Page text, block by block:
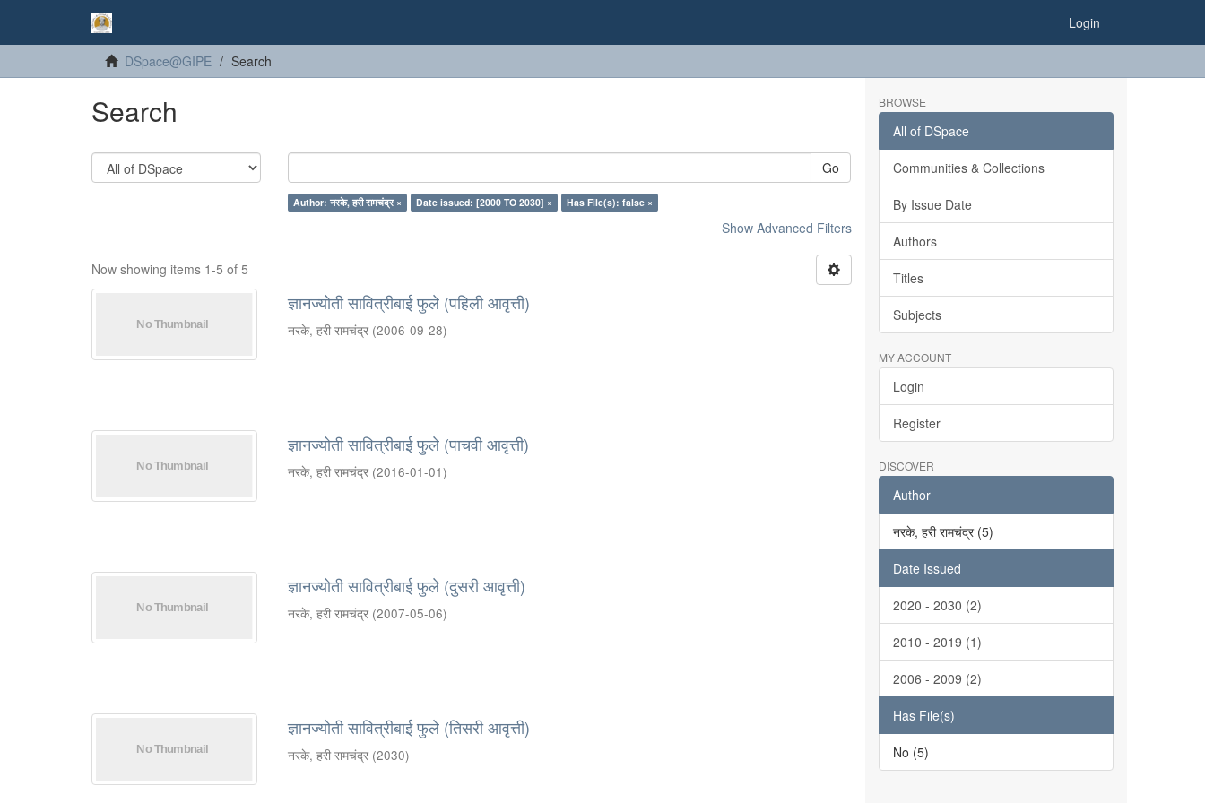
Login
DSpace@GIPE Search
Search
Go
Author: नरके, हरी रामचंद्र × Date issued: [2000 TO 2030] × Has File(s): false ×
Show Advanced Filters
Now showing items 1-5 of 5
ज्ञानज्योती सावित्रीबाई फुले (पहिली आवृत्ती)
नरके, हरी रामचंद्र (2006-09-28)
ज्ञानज्योती सावित्रीबाई फुले (पाचवी आवृत्ती)
नरके, हरी रामचंद्र (2016-01-01)
ज्ञानज्योती सावित्रीबाई फुले (दुसरी आवृत्ती)
नरके, हरी रामचंद्र (2007-05-06)
ज्ञानज्योती सावित्रीबाई फुले (तिसरी आवृत्ती)
नरके, हरी रामचंद्र (2030)
BROWSE
All of DSpace
Communities & Collections
By Issue Date
Authors
Titles
Subjects
MY ACCOUNT
Login
Register
DISCOVER
Author
नरके, हरी रामचंद्र (5)
Date Issued
2020 - 2030 (2)
2010 - 2019 (1)
2006 - 2009 (2)
Has File(s)
No (5)